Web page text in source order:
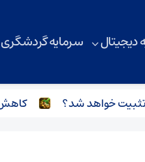
دیجیتال سرمایه گردشگری
کاهش عرضه